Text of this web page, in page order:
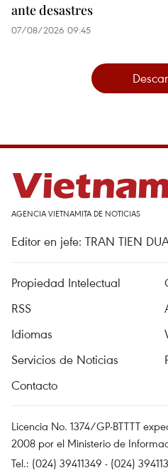
ante desastres
07/08/2026 09:45
AGENCIA VIETNAMITA DE NOTICIAS
Editor en jefe: TRAN TIEN
Propiedad Intelectual
RSS
Idiomas
Servicios de Noticias
Contacto
Licencia No. 1374/GP-BTTTT
2008 por el Ministerio de
Tel.: (024) 39411349 - (024)